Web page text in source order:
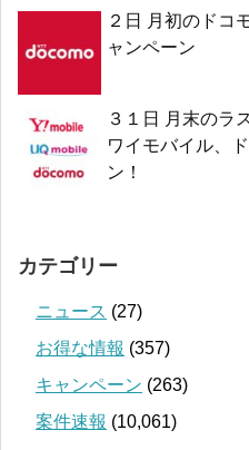
２日 月初のドコ
ャンペーン
３１日 月末のラ
ワイモバイル、
ン！
カテゴリー
ニュース (27)
お得な情報 (357)
キャンペーン (263)
案件速報 (10,061)